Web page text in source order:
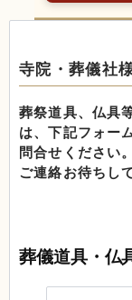
寺院・葬儀社
葬祭道具、仏具
は、下記フォー
問合せください。
ご連絡お待ちし
葬儀道具・仏